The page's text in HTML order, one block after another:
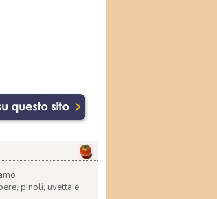
pinoli, uvetta e